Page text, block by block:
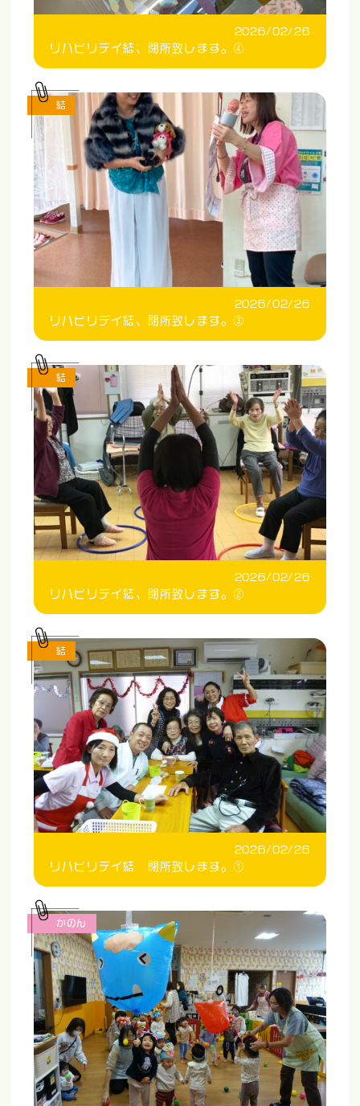
2026/02/26
リハビリデイ結、閉所致します。④
2026/02/26
リハビリデイ結、閉所致します。③
結
2026/02/26
リハビリデイ結、閉所致します。②
結
2026/02/26
リハビリデイ結 閉所致します。①
結
かのん